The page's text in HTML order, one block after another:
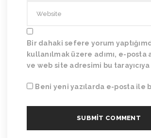
Bir dahaki sefere yorum
kullanılmak üzere adımı, e-posta
ve web site adresimi bu
Beni yeni yazılarda e-posta ile